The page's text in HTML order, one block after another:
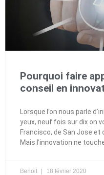
Pourquoi faire
conseil en
Lorsque l’on nous parle
yeux, neuf fois sur dix on
Francisco, de San Jose et
Mais l’innovation ne
Benoit 18 février 2020